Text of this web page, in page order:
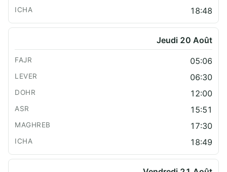
18:48
Jeudi 20 Août
05:06
06:30
12:00
15:51
17:30
18:49